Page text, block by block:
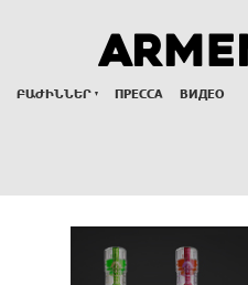
ԲԱԺԻՆՆԵՐ ПРЕССА ВИДЕО